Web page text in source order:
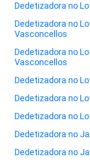
Dedetizadora no
Dedetizadora no
Vasconcellos
Dedetizadora no
Vasconcellos
Dedetizadora no
Dedetizadora no
Dedetizadora no
Dedetizadora no
Dedetizadora no